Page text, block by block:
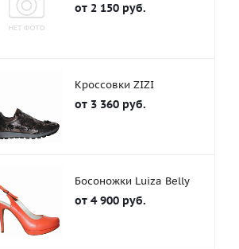
АКЦИЯ
от 2 150 руб.
Кроссовки ZIZI
от 3 360 руб.
Босоножки Luiza Belly
от 4 900 руб.